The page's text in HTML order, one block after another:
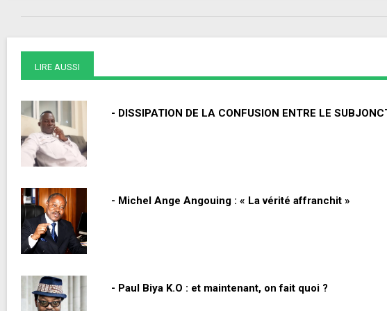
LIRE AUSSI
- DISSIPATION DE LA CONFUSION ENTRE LE
- Michel Ange Angouing : « La vérité affranchit »
- Paul Biya K.O : et maintenant, on fait quoi ?